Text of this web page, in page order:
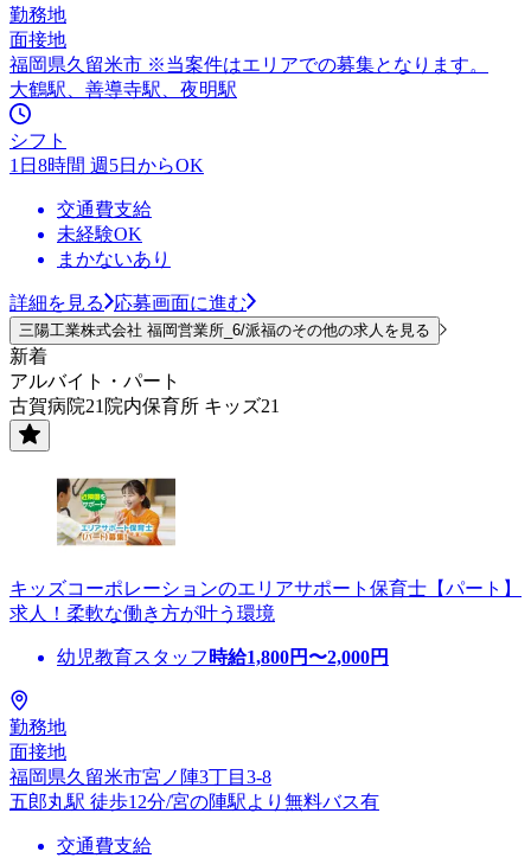
勤務地
面接地
福岡県久留米市 ※当案件はエリアでの募集となります。
大鶴駅、善導寺駅、夜明駅
シフト
1日8時間 週5日からOK
交通費支給
未経験OK
まかないあり
詳細を見る 応募画面に進む
三陽工業株式会社 福岡営業所_6/派福のその他の求人を見る
新着
アルバイト・パート
古賀病院21院内保育所 キッズ21
キッズコーポレーションのエリアサポート保育士【パート】
求人！柔軟な働き方が叶う環境
幼児教育スタッフ 時給1,800円〜2,000円
勤務地
面接地
福岡県久留米市宮ノ陣3丁目3-8
五郎丸駅 徒歩12分/宮の陣駅より無料バス有
交通費支給